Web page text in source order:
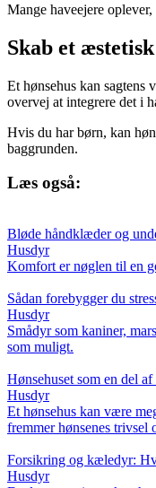
Mange haveejere
Skab et
Et hønsehus kan
overvej at integrere det i
Hvis du har børn, kan
baggrunden.
Læs også:
Bløde håndklæder og
Husdyr
Komfort er nøglen til en
Sådan forebygger du
Husdyr
Smådyr som kaniner,
som muligt.
Hønsehuset som en del af
Husdyr
Et hønsehus kan være
fremmer hønsenes
Forsikring og kæledyr:
Husdyr